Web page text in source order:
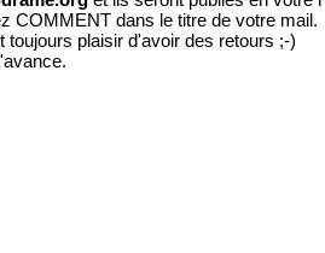
COMMENT dans le titre de votre mail.
toujours plaisir d'avoir des retours ;-)